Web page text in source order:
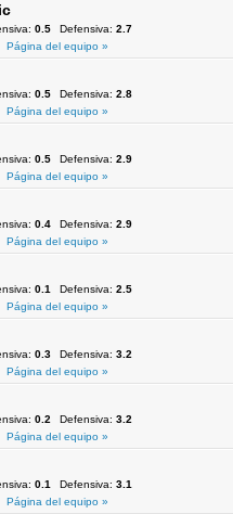
0.5 Defensiva: 2.7
Página del equipo »
0.5 Defensiva: 2.8
Página del equipo »
0.5 Defensiva: 2.9
Página del equipo »
0.4 Defensiva: 2.9
Página del equipo »
0.1 Defensiva: 2.5
Página del equipo »
0.3 Defensiva: 3.2
Página del equipo »
0.2 Defensiva: 3.2
Página del equipo »
0.1 Defensiva: 3.1
Página del equipo »